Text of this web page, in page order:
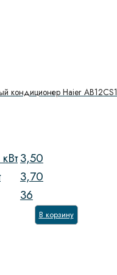
кондиционер Haier
3,50
3,70
36
В корзину